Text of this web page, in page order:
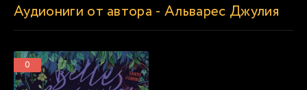
Аудиониги от автора - Альварес Джулия
0